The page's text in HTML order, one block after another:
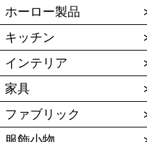
ホーロー製品
キッチン
インテリア
家具
ファブリック